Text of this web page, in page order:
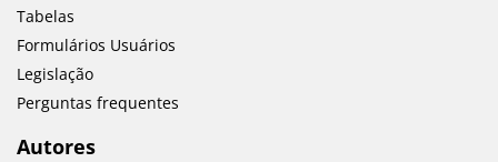
Tabelas
Formulários Usuários
Legislação
Perguntas frequentes
Autores